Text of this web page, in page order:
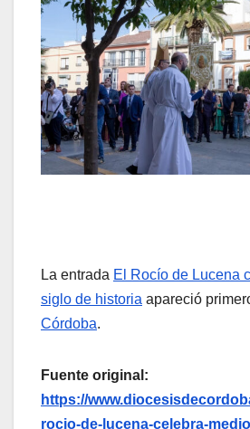
La entrada El Rocío de Lucena
siglo de historia apareció
Córdoba.
Fuente original:
https://
rocio-de-lucena-celebra-